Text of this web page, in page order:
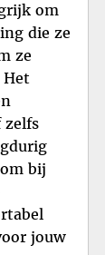
om
die ze
ze
Het
zelfs
bij
jouw